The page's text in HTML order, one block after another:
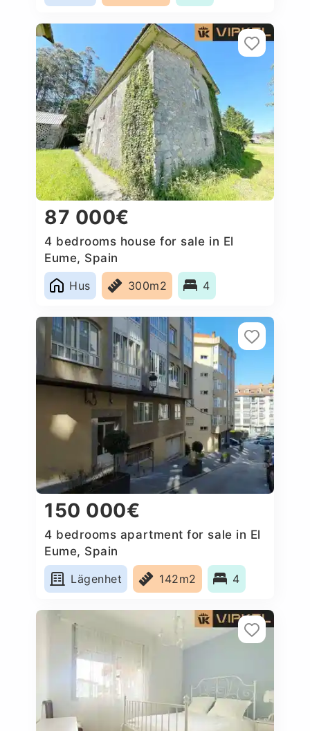
87 000€
4 bedrooms house for sale in El
Eume, Spain
Hus
300m2 4
150 000€
4 bedrooms apartment for sale in El
Eume, Spain
Lägenhet
142m2 4